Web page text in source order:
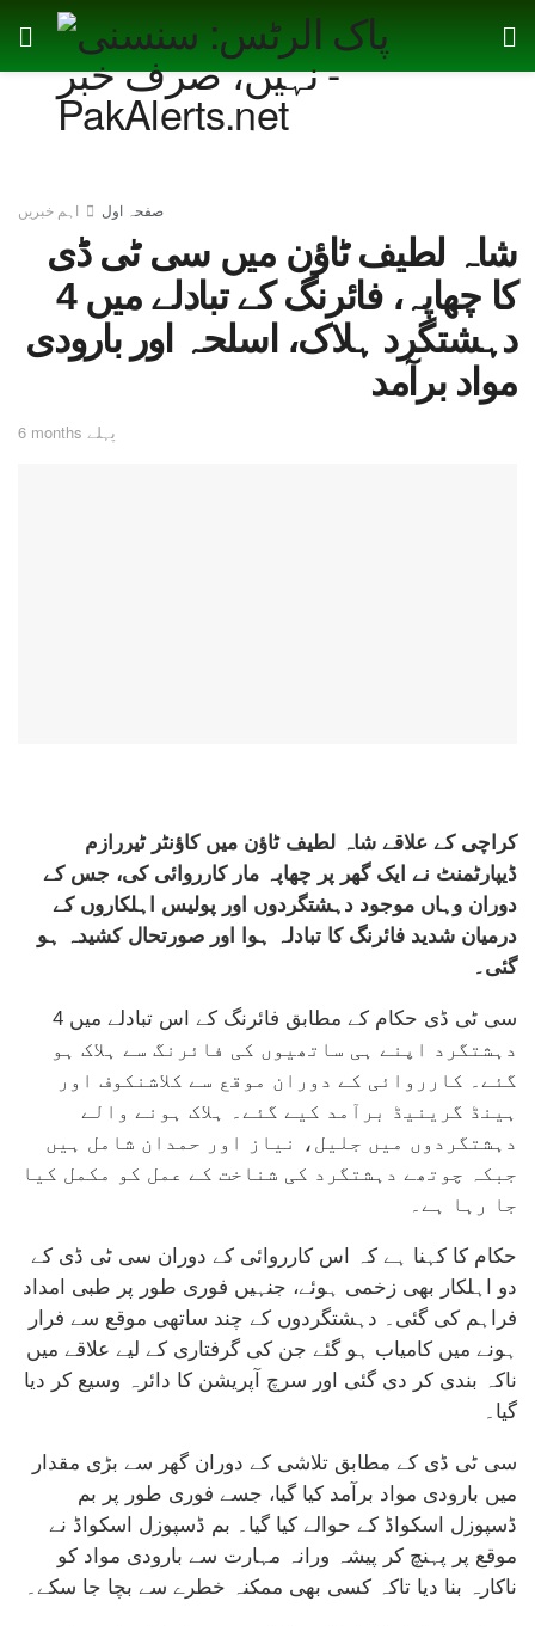
صفحہ اول اہم خبریں
شاہ لطیف ٹاؤن میں سی ٹی ڈی
کا چھاپہ، فائرنگ کے تبادلے میں 4
دہشتگرد ہلاک، اسلحہ اور بارودی
مواد برآمد
6 months پہلے
کراچی کے علاقے شاہ لطیف ٹاؤن میں کاؤنٹر ٹیررازم
ڈیپارٹمنٹ نے ایک گھر پر چھاپہ مار کارروائی کی، جس کے
دوران وہاں موجود دہشتگردوں اور پولیس اہلکاروں کے
درمیان شدید فائرنگ کا تبادلہ ہوا اور صورتحال کشیدہ ہو
گئی۔
سی ٹی ڈی حکام کے مطابق فائرنگ کے اس تبادلے میں 4
دہشتگرد اپنے ہی ساتھیوں کی فائرنگ سے ہلاک ہو
گئے۔ کارروائی کے دوران موقع سے کلاشنکوف اور
ہینڈ گرینیڈ برآمد کیے گئے۔ ہلاک ہونے والے
دہشتگردوں میں جلیل، نیاز اور حمدان شامل ہیں
جبکہ چوتھے دہشتگرد کی شناخت کے عمل کو مکمل کیا
جا رہا ہے۔
حکام کا کہنا ہے کہ اس کارروائی کے دوران سی ٹی ڈی کے
دو اہلکار بھی زخمی ہوئے، جنہیں فوری طور پر طبی امداد
فراہم کی گئی۔ دہشتگردوں کے چند ساتھی موقع سے فرار
ہونے میں کامیاب ہو گئے جن کی گرفتاری کے لیے علاقے میں
ناکہ بندی کر دی گئی اور سرچ آپریشن کا دائرہ وسیع کر دیا
گیا۔
سی ٹی ڈی کے مطابق تلاشی کے دوران گھر سے بڑی مقدار
میں بارودی مواد برآمد کیا گیا، جسے فوری طور پر بم
ڈسپوزل اسکواڈ کے حوالے کیا گیا۔ بم ڈسپوزل اسکواڈ نے
موقع پر پہنچ کر پیشہ ورانہ مہارت سے بارودی مواد کو
ناکارہ بنا دیا تاکہ کسی بھی ممکنہ خطرے سے بچا جا سکے۔